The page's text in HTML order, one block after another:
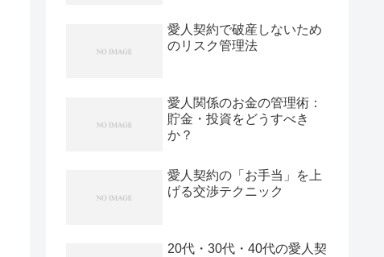
愛人契約で破産しないため
のリスク管理法
愛人関係のお金の管理術：
貯金・投資をどうすべき
か？
愛人契約の「お手当」を上
げる交渉テクニック
20代・30代・40代の愛人契